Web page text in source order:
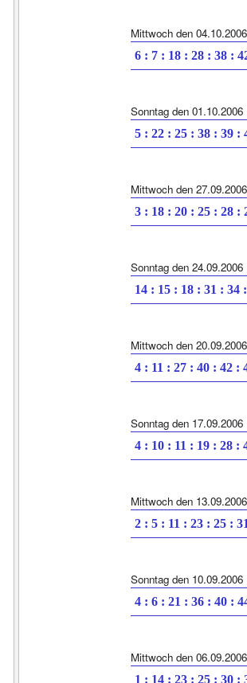
Mittwoch den 04.10.2006
6 : 7 : 18 : 28 : 38 :
Sonntag den 01.10.2006
5 : 22 : 25 : 38 : 39 :
Mittwoch den 27.09.2006
3 : 18 : 20 : 25 : 28 :
Sonntag den 24.09.2006
14 : 15 : 18 : 31 : 34
Mittwoch den 20.09.2006
4 : 11 : 27 : 40 : 42 :
Sonntag den 17.09.2006
4 : 10 : 11 : 19 : 28 :
Mittwoch den 13.09.2006
2 : 5 : 11 : 23 : 25 :
Sonntag den 10.09.2006
4 : 6 : 21 : 36 : 40 :
Mittwoch den 06.09.2006
1 : 14 : 23 : 25 : 30 :